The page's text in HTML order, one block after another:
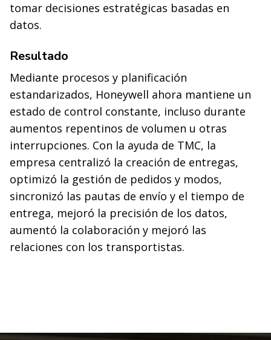
tomar decisiones estratégicas basadas en
datos.
Resultado
Mediante procesos y planificación
estandarizados, Honeywell ahora mantiene un
estado de control constante, incluso durante
aumentos repentinos de volumen u otras
interrupciones. Con la ayuda de TMC, la
empresa centralizó la creación de entregas,
optimizó la gestión de pedidos y modos,
sincronizó las pautas de envío y el tiempo de
entrega, mejoró la precisión de los datos,
aumentó la colaboración y mejoró las
relaciones con los transportistas.